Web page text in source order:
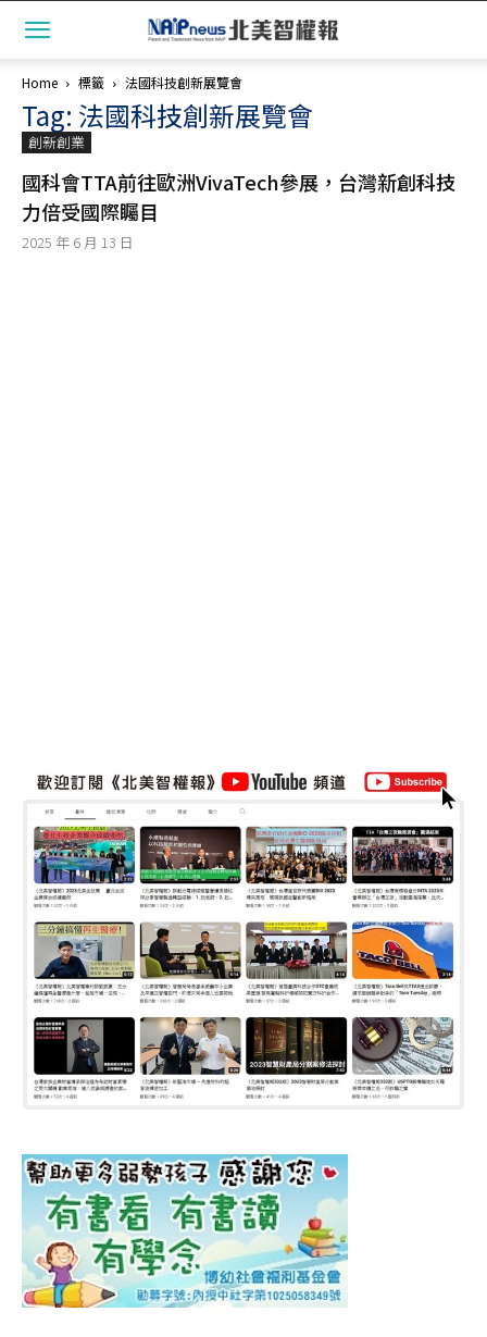
Home 標籤 法國科技創新展覽會
Tag: 法國科技創新展覽會
創新創業
國科會TTA前往歐洲VivaTech參展，台灣新創科技
力倍受國際矚目
2025 年 6 月 13 日